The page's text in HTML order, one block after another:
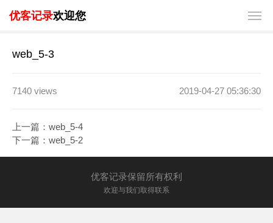
优客记录欢迎您
web_5-3
7140 views 2019-04-27 05:36:30
上一篇： web_5-4
下一篇： web_5-2
优客记录保留所有权利
欢迎与我们取得联系